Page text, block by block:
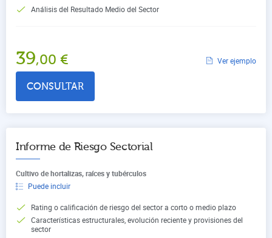
Análisis del Resultado Medio del Sector
39,00 € Ver ejemplo
CONSULTAR
Informe de Riesgo Sectorial
Cultivo de hortalizas, raíces y tubérculos
Puede incluir
Rating o calificación de riesgo del sector a corto o medio plazo
Características estructurales, evolución reciente y provisiones del
sector